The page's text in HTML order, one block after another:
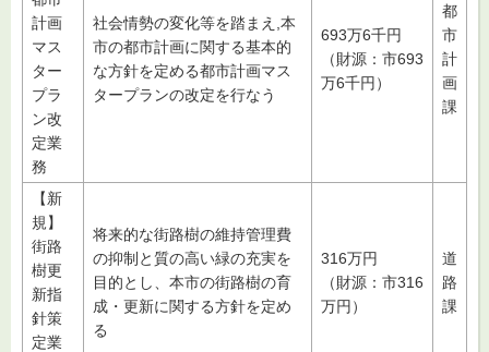
計画
マス
ター
プラ
ン改
定業
務
社会情勢の変化等を踏まえ,本
市の都市計画に関する基本的
な方針を定める都市計画マス
タープランの改定を行なう
693万6千円
（財源：市693
万6千円）
都
市
計
画
課
【新
規】
街路
樹更
新指
針策
定業
将来的な街路樹の維持管理費
の抑制と質の高い緑の充実を
目的とし、本市の街路樹の育
成・更新に関する方針を定め
る
316万円
（財源：市316
万円）
道
路
課